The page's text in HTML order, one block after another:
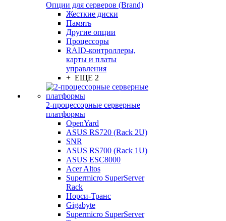
Опции для серверов (Brand)
Жесткие диски
Память
Другие опции
Процессоры
RAID-контроллеры,
карты и платы
управления
+ ЕЩЕ 2
2-процессорные серверные
платформы
OpenYard
ASUS RS720 (Rack 2U)
SNR
ASUS RS700 (Rack 1U)
ASUS ESC8000
Acer Altos
Supermicro SuperServer
Rack
Норси-Транс
Gigabyte
Supermicro SuperServer